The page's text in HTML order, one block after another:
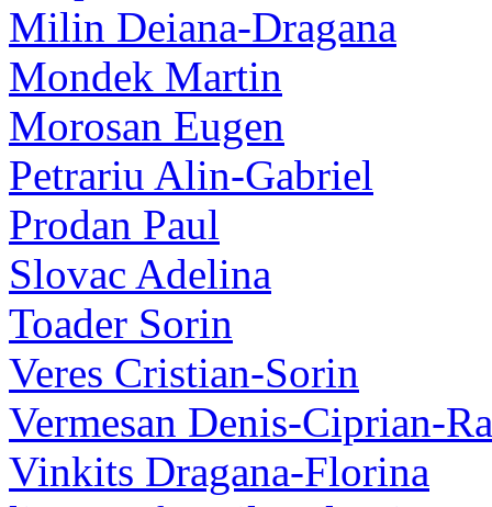
Milin Deiana-Dragana
Mondek Martin
Morosan Eugen
Petrariu Alin-Gabriel
Prodan Paul
Slovac Adelina
Toader Sorin
Veres Cristian-Sorin
Vermesan Denis-Ciprian-
Vinkits Dragana-Florina